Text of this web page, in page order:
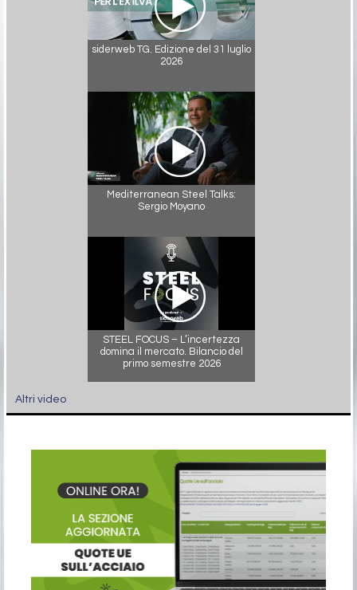
siderweb TG. Edizione del 31 luglio
2026
Mediterranean Steel Talks:
Sergio Moyano
STEEL FOCUS – L’incertezza
domina il mercato. Bilancio del
primo semestre 2026
Altri video